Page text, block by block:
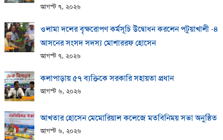
আগস্ট ৭, ২০২৬
ওলামা দলের বৃক্ষরোপণ কর্মসূচি উদ্বোধন করলেন পটুয়াখালী -৪
আসনের সংসদ সদস্য মোশাররফ হোসেন
আগস্ট ৭, ২০২৬
কলাপাড়ায় ​৫৭ ব্যক্তিকে সরকারি সহায়তা প্রধান
আগস্ট ৬, ২০২৬
আখতার হোসেন মেমোরিয়াল কলেজে মতবিনিময় সভা অনুষ্ঠিত
আগস্ট ৬, ২০২৬